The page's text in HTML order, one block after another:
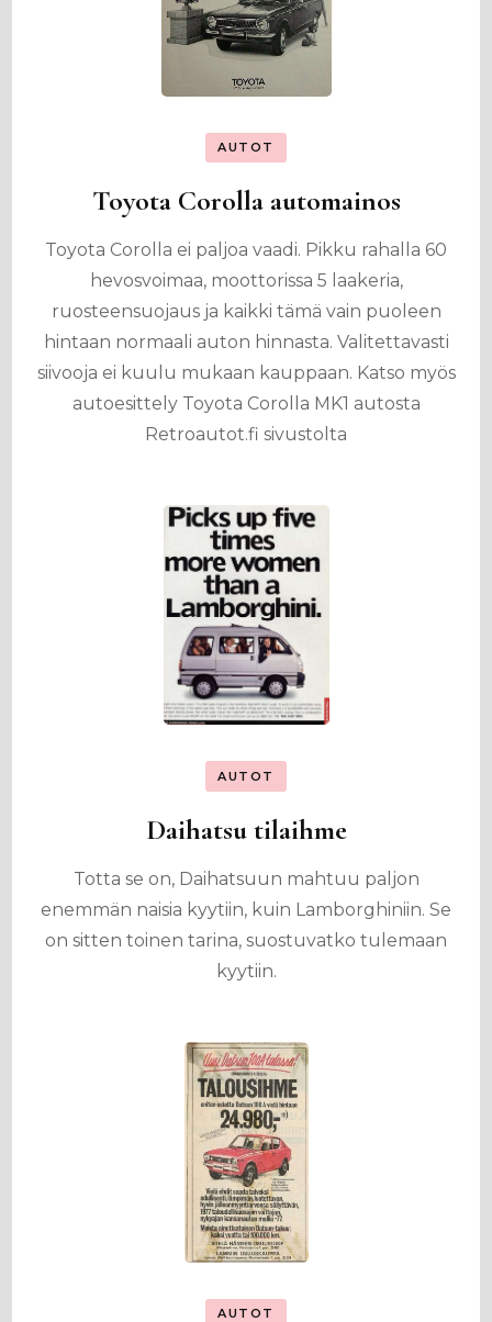
AUTOT
Toyota Corolla automainos
Toyota Corolla ei paljoa vaadi. Pikku rahalla 60
hevosvoimaa, moottorissa 5 laakeria,
ruosteensuojaus ja kaikki tämä vain puoleen
hintaan normaali auton hinnasta. Valitettavasti
siivooja ei kuulu mukaan kauppaan. Katso myös
autoesittely Toyota Corolla MK1 autosta
Retroautot.fi sivustolta
AUTOT
Daihatsu tilaihme
Totta se on, Daihatsuun mahtuu paljon
enemmän naisia kyytiin, kuin Lamborghiniin. Se
on sitten toinen tarina, suostuvatko tulemaan
kyytiin.
AUTOT